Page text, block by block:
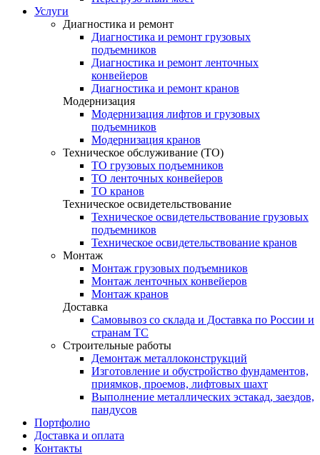
Услуги
Диагностика и ремонт
Диагностика и ремонт грузовых
подъемников
Диагностика и ремонт ленточных
конвейеров
Диагностика и ремонт кранов
Модернизация
Модернизация лифтов и грузовых
подъемников
Модернизация кранов
Техническое обслуживание (ТО)
ТО грузовых подъемников
ТО ленточных конвейеров
ТО кранов
Техническое освидетельствование
Техническое освидетельствование грузовых
подъемников
Техническое освидетельствование кранов
Монтаж
Монтаж грузовых подъемников
Монтаж ленточных конвейеров
Монтаж кранов
Доставка
Самовывоз со склада и Доставка по России и
странам ТС
Строительные работы
Демонтаж металлоконструкций
Изготовление и обустройство фундаментов,
приямков, проемов, лифтовых шахт
Выполнение металлических эстакад, заездов,
пандусов
Портфолио
Доставка и оплата
Контакты